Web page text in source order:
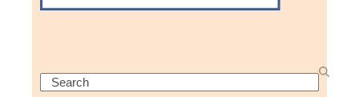
Search